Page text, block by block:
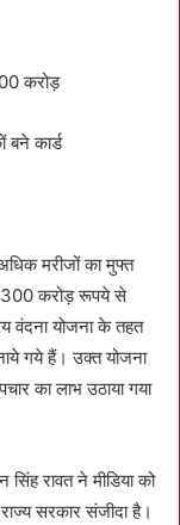
करोड़
बने कार्ड
मरीजों का मुफ्त
3300 करोड़ रूपये से
वंदना योजना के तहत
गये हैं। उक्त योजना
का लाभ उठाया गया
सिंह रावत ने मीडिया को
सरकार संजीदा है।